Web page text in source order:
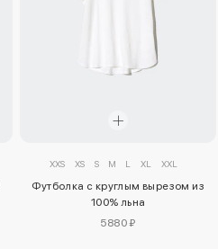
XXS XS S M L XL XXL
Футболка с круглым вырезом из
100% льна
5880 ₽